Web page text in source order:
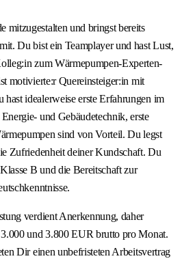
mitzugestalten und bringst bereits
Du bist ein Teamplayer und hast Lust,
zum Wärmepumpen-Experten-
motivierte:r Quereinsteiger:in mit
idealerweise erste Erfahrungen im
und Gebäudetechnik, erste
sind von Vorteil. Du legst
Zufriedenheit deiner Kundschaft. Du
B und die Bereitschaft zur
verdient Anerkennung, daher
und 3.800 EUR brutto pro Monat.
Dir einen unbefristeten Arbeitsvertrag